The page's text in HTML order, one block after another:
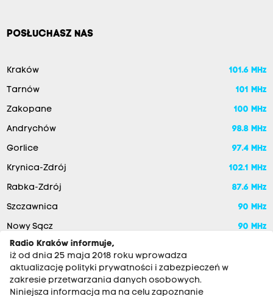
POSŁUCHASZ NAS
Kraków 101.6 MHz
Tarnów 101 MHz
Zakopane 100 MHz
Andrychów 98.8 MHz
Gorlice 97.4 MHz
Krynica-Zdrój 102.1 MHz
Rabka-Zdrój 87.6 MHz
Szczawnica 90 MHz
Nowy Sącz
90 MHz
Radio Kraków informuje,
iż od dnia 25 maja 2018 roku wprowadza
aktualizację polityki prywatności i zabezpieczeń w
zakresie przetwarzania danych osobowych.
Niniejsza informacja ma na celu zapoznanie